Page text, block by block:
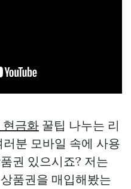
현금화 꿀팁 나누는 리
분 모바일 속에 사용
권 있으시죠? 저는
품권을 매입해봤는